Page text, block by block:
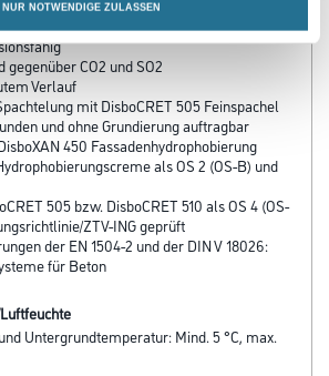
NUR NOTWENDIGE ZULASSEN
oberflächennahen Rissen < 0,1 mm
gegenüber CO2 und SO2
Verlauf
mit Disbo­CRET 505 Feinspachel
und ohne Grundierung auftragbar
450 Fassadenhydrophobierung
als OS 2 (OS-B) und
505 bzw. DisboCRET 510 als OS 4 (OS-
ZTV-ING geprüft
der EN 1504-2 und der DIN V 18026:
für Beton
Untergrundtemperatur: Mind. 5 °C, max.